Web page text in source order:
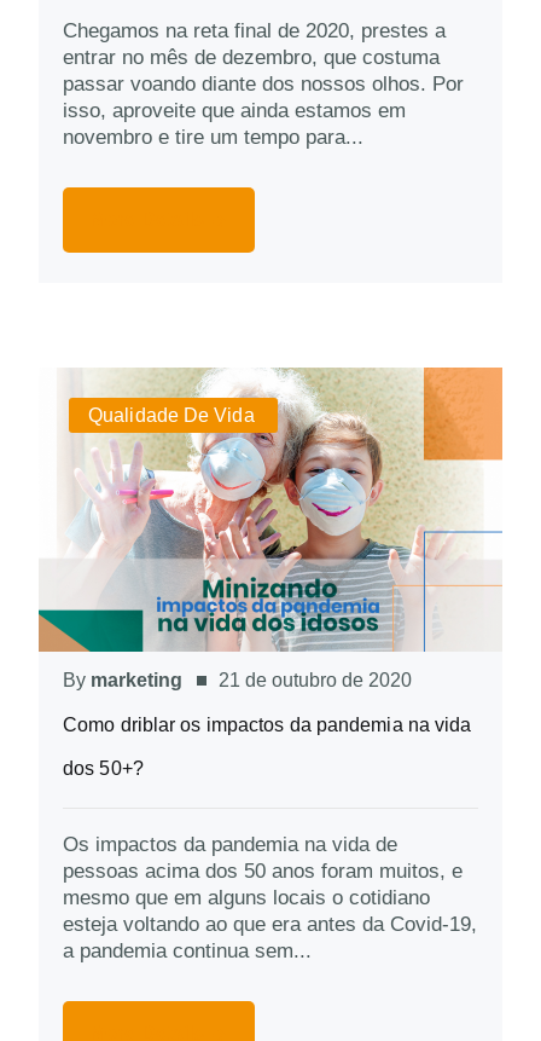
Chegamos na reta final de 2020, prestes a
entrar no mês de dezembro, que costuma
passar voando diante dos nossos olhos. Por
isso, aproveite que ainda estamos em
novembro e tire um tempo para...
Qualidade De Vida
By marketing 21 de outubro de 2020
Como driblar os impactos da pandemia na vida
dos 50+?
Os impactos da pandemia na vida de
pessoas acima dos 50 anos foram muitos, e
mesmo que em alguns locais o cotidiano
esteja voltando ao que era antes da Covid-19,
a pandemia continua sem...